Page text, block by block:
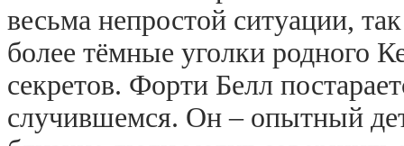
весьма непростой ситуации,
более тёмные уголки родного
секретов. Форти Белл
случившемся. Он – опытный